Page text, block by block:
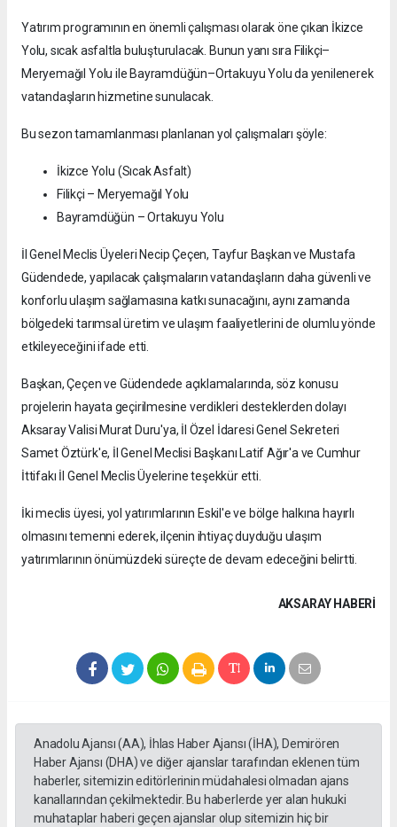
Yatırım programının en önemli çalışması olarak öne çıkan İkizce
Yolu, sıcak asfaltla buluşturulacak. Bunun yanı sıra Filikçi–
Meryemağıl Yolu ile Bayramdüğün–Ortakuyu Yolu da yenilenerek
vatandaşların hizmetine sunulacak.
Bu sezon tamamlanması planlanan yol çalışmaları şöyle:
İkizce Yolu (Sıcak Asfalt)
Filikçi – Meryemağıl Yolu
Bayramdüğün – Ortakuyu Yolu
İl Genel Meclis Üyeleri Necip Çeçen, Tayfur Başkan ve Mustafa
Güdendede, yapılacak çalışmaların vatandaşların daha güvenli ve
konforlu ulaşım sağlamasına katkı sunacağını, aynı zamanda
bölgedeki tarımsal üretim ve ulaşım faaliyetlerini de olumlu yönde
etkileyeceğini ifade etti.
Başkan, Çeçen ve Güdendede açıklamalarında, söz konusu
projelerin hayata geçirilmesine verdikleri desteklerden dolayı
Aksaray Valisi Murat Duru'ya, İl Özel İdaresi Genel Sekreteri
Samet Öztürk'e, İl Genel Meclisi Başkanı Latif Ağır'a ve Cumhur
İttifakı İl Genel Meclis Üyelerine teşekkür etti.
İki meclis üyesi, yol yatırımlarının Eskil'e ve bölge halkına hayırlı
olmasını temenni ederek, ilçenin ihtiyaç duyduğu ulaşım
yatırımlarının önümüzdeki süreçte de devam edeceğini belirtti.
AKSARAY HABERİ
Anadolu Ajansı (AA), İhlas Haber Ajansı (İHA), Demirören
Haber Ajansı (DHA) ve diğer ajanslar tarafından eklenen tüm
haberler, sitemizin editörlerinin müdahalesi olmadan ajans
kanallarından çekilmektedir. Bu haberlerde yer alan hukuki
muhataplar haberi geçen ajanslar olup sitemizin hiç bir